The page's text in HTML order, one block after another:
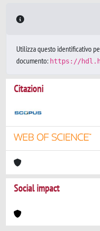
Utilizza questo identificativo
documento: https://
Citazioni
Social impact